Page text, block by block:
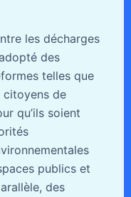
les décharges
des
telles que
citoyens de
qu’ils soient
publics et
des